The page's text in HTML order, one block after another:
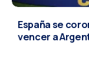
España se
vencer a